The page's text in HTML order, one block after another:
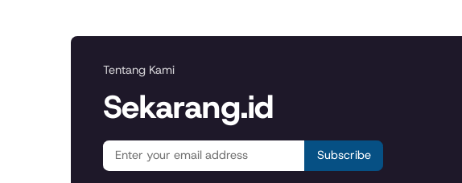
Tentang Kami
Sekarang.id
Subscribe